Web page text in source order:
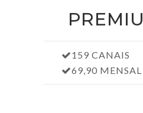
159 CANAIS
69,90 MENSAL